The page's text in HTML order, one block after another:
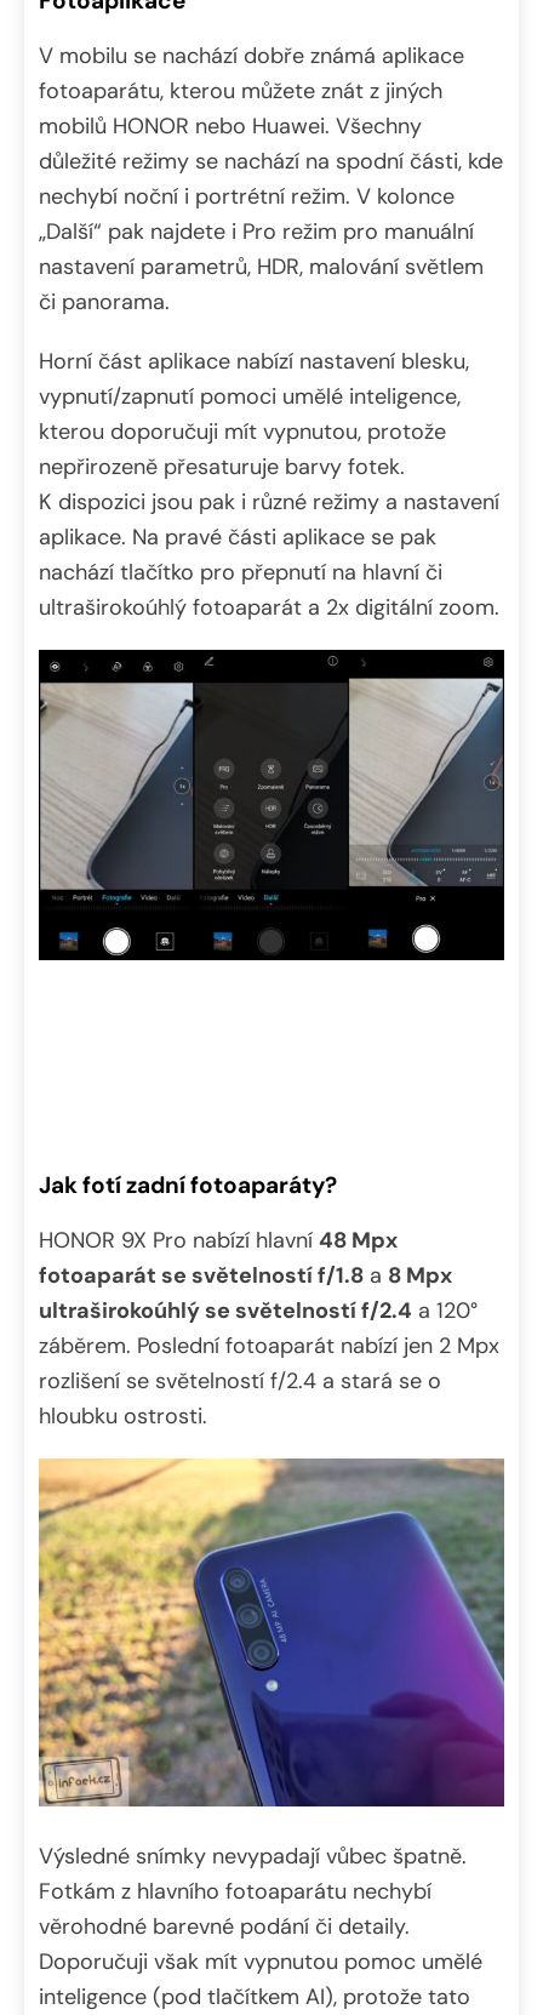
V mobilu se nachází dobře známá aplikace
fotoaparátu, kterou můžete znát z jiných
mobilů HONOR nebo Huawei. Všechny
důležité režimy se nachází na spodní části, kde
nechybí noční i portrétní režim. V kolonce
„Další“ pak najdete i Pro režim pro manuální
nastavení parametrů, HDR, malování světlem
či panorama.
Horní část aplikace nabízí nastavení blesku,
vypnutí/zapnutí pomoci umělé inteligence,
kterou doporučuji mít vypnutou, protože
nepřirozeně přesaturuje barvy fotek.
K dispozici jsou pak i různé režimy a nastavení
aplikace. Na pravé části aplikace se pak
nachází tlačítko pro přepnutí na hlavní či
ultraširokoúhlý fotoaparát a 2x digitální zoom.
Jak fotí zadní fotoaparáty?
HONOR 9X Pro nabízí hlavní 48 Mpx
fotoaparát se světelností f/1.8 a 8 Mpx
ultraširokoúhlý se světelností f/2.4 a 120°
záběrem. Poslední fotoaparát nabízí jen 2 Mpx
rozlišení se světelností f/2.4 a stará se o
hloubku ostrosti.
Výsledné snímky nevypadají vůbec špatně.
Fotkám z hlavního fotoaparátu nechybí
věrohodné barevné podání či detaily.
Doporučuji však mít vypnutou pomoc umělé
inteligence (pod tlačítkem AI), protože tato